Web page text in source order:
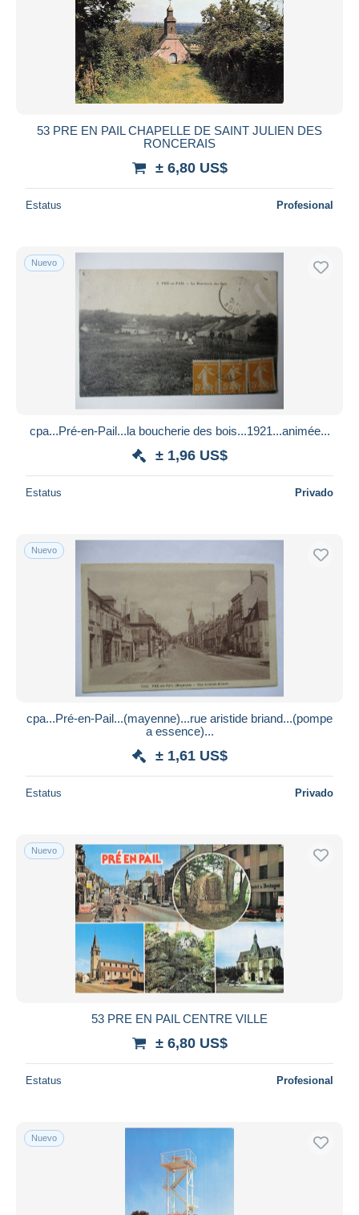
53 PRE EN PAIL CHAPELLE DE SAINT JULIEN DES
RONCERAIS
± 6,80 US$
Estatus Profesional
Nuevo
cpa...Pré-en-Pail...la boucherie des bois...1921...animée...
± 1,96 US$
Estatus Privado
Nuevo
cpa...Pré-en-Pail...(mayenne)...rue aristide briand...(pompe
a essence)...
± 1,61 US$
Estatus Privado
Nuevo
53 PRE EN PAIL CENTRE VILLE
± 6,80 US$
Estatus Profesional
Nuevo